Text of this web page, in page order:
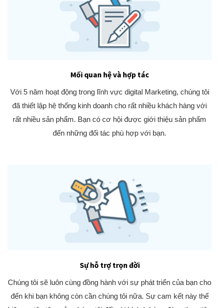
Mối quan hệ và hợp tác
Với 5 năm hoạt động trong lĩnh vực digital Marketing, chúng tôi
đã thiết lập hệ thống kinh doanh cho rất nhiều khách hàng với
rất nhiều sản phẩm. Bạn có cơ hội được giới thiệu sản phẩm
đến những đối tác phù hợp với bạn.
Sự hỗ trợ trọn đời
Chúng tôi sẽ luôn cùng đồng hành với sự phát triển của bạn cho
đến khi bạn không còn cần chúng tôi nữa. Sự cam kết này thể